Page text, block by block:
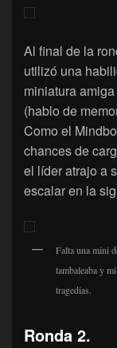
Al final de la
utilizó una
miniatura
(hablo de
Como el
chances de
el líder atrajo a
escalar en la
Falta una mini
tambaleaba y
tragedias.
Ronda 2.